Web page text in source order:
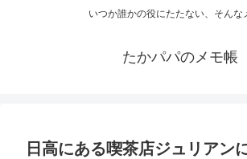
いつか誰かの役にたたない、そんな
たかパパのメモ帳
日高にある喫茶店ジュリアン